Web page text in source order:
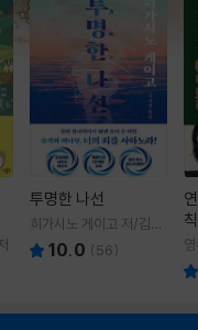
투명한 나선
히가시노 게이고 저/김선
영 역10.0 (56)
칙